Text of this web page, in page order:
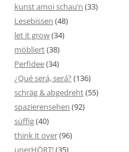
kunst amoi schau’n (33)
Lesebissen (48)
let it grow(34)
möbliert(38)
Perfidee(34)
¿Qué será, será? (136)
schräg & abgedreht(55)
spazierensehen (92)
süffig(40)
think it over(96)
unerHÖRT!(35)